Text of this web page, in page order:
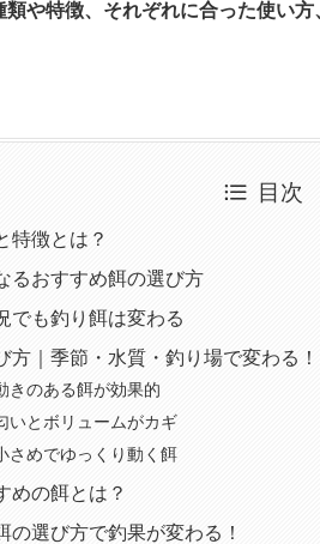
類や特徴、それぞれに合った使い
目次
特徴とは？
るおすすめ餌の選び方
でも釣り餌は変わる
方｜季節・水質・釣り場で変わる！
きのある餌が効果的
いとボリュームがカギ
さめでゆっくり動く餌
めの餌とは？
の選び方で釣果が変わる！